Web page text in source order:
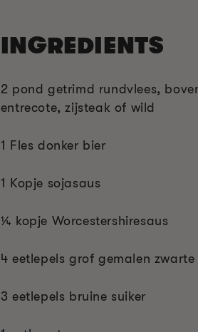
INGREDIENTS
2 pond getrimd rundvlees,
entrecote, zijsteak of wild
1 Fles donker bier
1 Kopje sojasaus
¼ kopje Worcestershiresaus
4 eetlepels grof gemalen
3 eetlepels bruine suiker